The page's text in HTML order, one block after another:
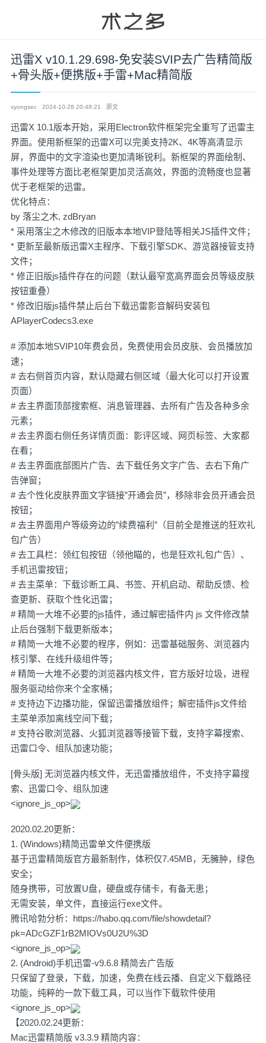
迅雷X v10.1.29.698-免安装SVIP去广告精简版
+骨头版+便携版+手雷+Mac精简版
xyongsec 2024-10-28 20:48:21 原文
迅雷X 10.1版本开始，采用Electron软件框架完全重写了迅雷主
界面。使用新框架的迅雷X可以完美支持2K、4K等高清显示
屏，界面中的文字渲染也更加清晰锐利。新框架的界面绘制、
事件处理等方面比老框架更加灵活高效，界面的流畅度也显著
优于老框架的迅雷。
优化特点：
by 落尘之木, zdBryan
* 采用落尘之木修改的旧版本本地VIP登陆等相关JS插件文件；
* 更新至最新版迅雷X主程序、下载引擎SDK、游览器接管支持
文件；
* 修正旧版js插件存在的问题（默认最窄宽高界面会员等级皮肤
按钮重叠）
* 修改旧版js插件禁止后台下载迅雷影音解码安装包
APlayerCodecs3.exe
# 添加本地SVIP10年费会员，免费使用会员皮肤、会员播放加
速；
# 去右侧首页内容，默认隐藏右侧区域（最大化可以打开设置
页面）
# 去主界面顶部搜索框、消息管理器、去所有广告及各种多余
元素；
# 去主界面右侧任务详情页面：影评区域、网页标签、大家都
在看；
# 去主界面底部图片广告、去下载任务文字广告、去右下角广
告弹窗；
# 去个性化皮肤界面文字链接”开通会员”，移除非会员开通会员
按钮；
# 去主界面用户等级旁边的”续费福利”（目前全是推送的狂欢礼
包广告）
# 去工具栏：领红包按钮（领他瞄的，也是狂欢礼包广告）、
手机迅雷按钮；
# 去主菜单：下载诊断工具、书签、开机启动、帮助反馈、检
查更新、获取个性化迅雷；
# 精简一大堆不必要的js插件，通过解密插件内 js 文件修改禁
止后台强制下载更新版本；
# 精简一大堆不必要的程序，例如：迅雷基础服务、浏览器内
核引擎、在线升级组件等；
# 精简一大堆不必要的浏览器内核文件，官方版好垃圾，进程
服务驱动给你来个全家桶；
# 支持边下边播功能，保留迅雷播放组件；解密插件js文件给
主菜单添加离线空间下载；
# 支持谷歌浏览器、火狐浏览器等接管下载，支持字幕搜索、
迅雷口令、组队加速功能；
[骨头版] 无浏览器内核文件，无迅雷播放组件，不支持字幕搜
索、迅雷口令、组队加速
<ignore_js_op>
2020.02.20更新：
1. (Windows)精简迅雷单文件便携版
基于迅雷精简版官方最新制作，体积仅7.45MB，无臃肿，绿色
安全；
随身携带，可放置U盘，硬盘或存储卡，有备无患；
无需安装，单文件，直接运行exe文件。
腾讯哈勃分析： https://habo.qq.com/file/showdetail?
pk=ADcGZF1rB2MIOVs0U2U%3D
<ignore_js_op>
2. (Android)手机迅雷-v9.6.8 精简去广告版
只保留了登录，下载，加速，免费在线云播、自定义下载路径
功能，纯粹的一款下载工具，可以当作下载软件使用
<ignore_js_op>
【2020.02.24更新：
Mac迅雷精简版 v3.3.9 精简内容：